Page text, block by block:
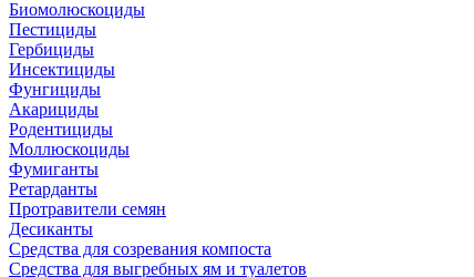
Биомолюскоциды
Пестициды
Гербициды
Инсектициды
Фунгициды
Акарициды
Родентициды
Моллюскоциды
Фумиганты
Ретарданты
Протравители семян
Десиканты
Средства для созревания компоста
Средства для выгребных ям и туалетов